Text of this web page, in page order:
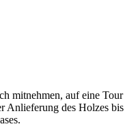
mitnehmen, auf eine Tour
Anlieferung des Holzes bis